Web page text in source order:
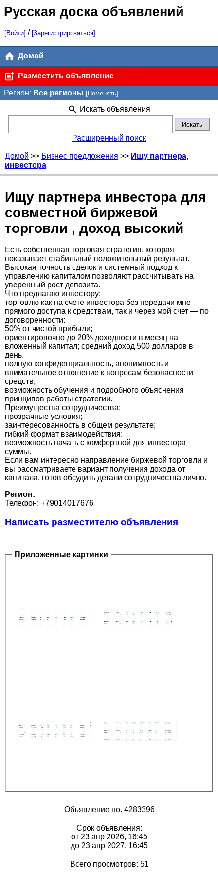
Русская доска объявлений
[Войти] / [Зарегистрироваться]
Домой
Разместить объявление
Регион: Все регионы [Поменять]
Искать объявления
Расширенный поиск
Домой >> Бизнес предложения >> Ищу партнера,
инвестора
Ищу партнера инвестора для
совместной биржевой
торговли , доход высокий
Есть собственная торговая стратегия, которая
показывает стабильный положительный результат.
Высокая точность сделок и системный подход к
управлению капиталом позволяют рассчитывать на
уверенный рост депозита.
Что предлагаю инвестору:
торговлю как на счете инвестора без передачи мне
прямого доступа к средствам, так и через мой счет — по
договоренности;
50% от чистой прибыли;
ориентировочно до 20% доходности в месяц на
вложенный капитал; средний доход 500 долларов в
день.
полную конфиденциальность, анонимность и
внимательное отношение к вопросам безопасности
средств;
возможность обучения и подробного объяснения
принципов работы стратегии.
Преимущества сотрудничества:
прозрачные условия;
заинтересованность в общем результате;
гибкий формат взаимодействия;
возможность начать с комфортной для инвестора
суммы.
Если вам интересно направление биржевой торговли и
вы рассматриваете вариант получения дохода от
капитала, готов обсудить детали сотрудничества лично.
Регион:
Телефон: +79014017676
Написать разместителю объявления
Приложенные картинки
Объявление но. 4283396
Срок объявления:
от 23 апр 2026, 16:45
до 23 апр 2027, 16:45
Всего просмотров: 51